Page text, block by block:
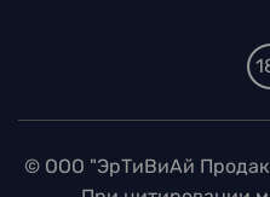
© ООО "ЭрТиВиАй